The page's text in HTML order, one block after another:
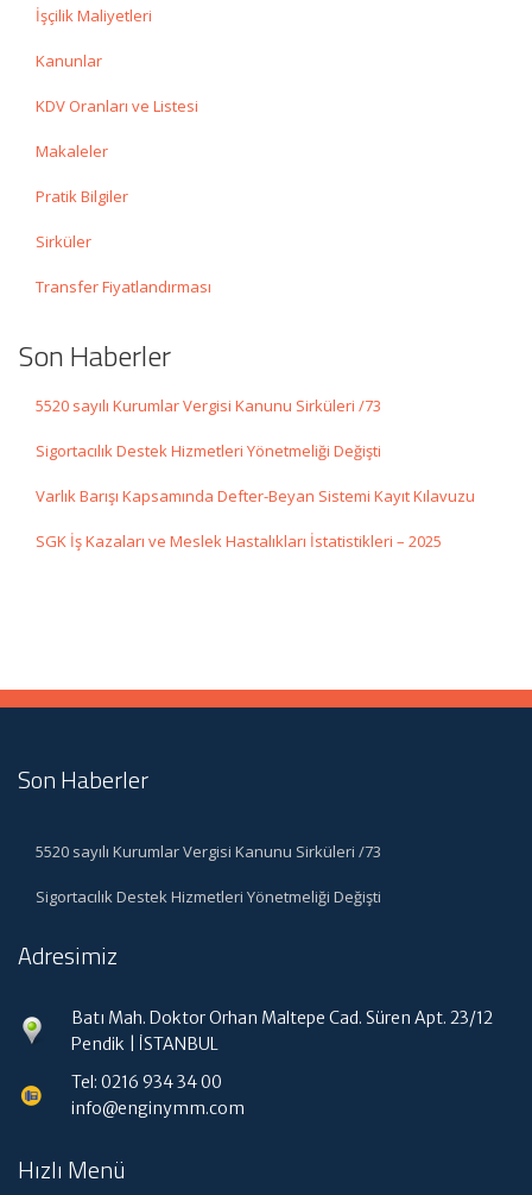
İşçilik Maliyetleri
Kanunlar
KDV Oranları ve Listesi
Makaleler
Pratik Bilgiler
Sirküler
Transfer Fiyatlandırması
Son Haberler
5520 sayılı Kurumlar Vergisi Kanunu Sirküleri /73
Sigortacılık Destek Hizmetleri Yönetmeliği Değişti
Varlık Barışı Kapsamında Defter-Beyan Sistemi Kayıt Kılavuzu
SGK İş Kazaları ve Meslek Hastalıkları İstatistikleri – 2025
Son Haberler
5520 sayılı Kurumlar Vergisi Kanunu Sirküleri /73
Sigortacılık Destek Hizmetleri Yönetmeliği Değişti
Adresimiz
Batı Mah. Doktor Orhan Maltepe Cad. Süren Apt. 23/12
Pendik | İSTANBUL
Tel: 0216 934 34 00
info@enginymm.com
Hızlı Menü